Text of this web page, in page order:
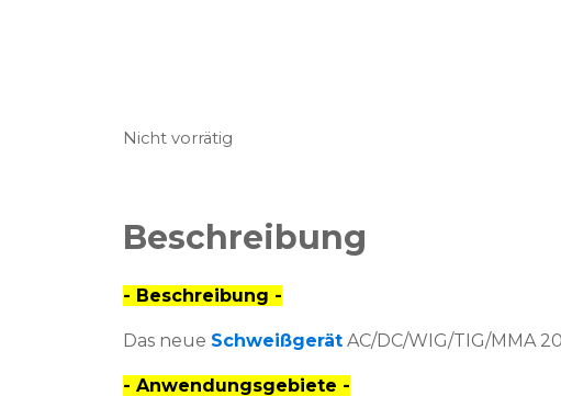
Nicht vorrätig
Beschreibung
- Beschreibung -
Das neue Schweißgerät AC/DC/WIG/TIG/MMA
- Anwendungsgebiete -